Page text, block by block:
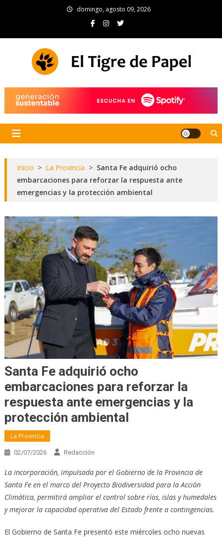
domingo, agosto 09, 2026
Inicio > La Provincia > Santa Fe adquirió ocho
embarcaciones para reforzar la respuesta ante
emergencias y la protección ambiental
Santa Fe adquirió ocho
embarcaciones para reforzar la
respuesta ante emergencias y la
protección ambiental
La Provincia
02/07/2026 Redacción
La incorporación, impulsada por el Gobierno de la Provincia de
Santa Fe en el marco del Proyecto Biodiversidad para la Acción
Climática, permitirá ampliar el control sobre ríos, islas y humedales
y mejorar la capacidad operativa del Estado frente a contingencias.
El Gobierno de Santa Fe presentó este miércoles ocho nuevas